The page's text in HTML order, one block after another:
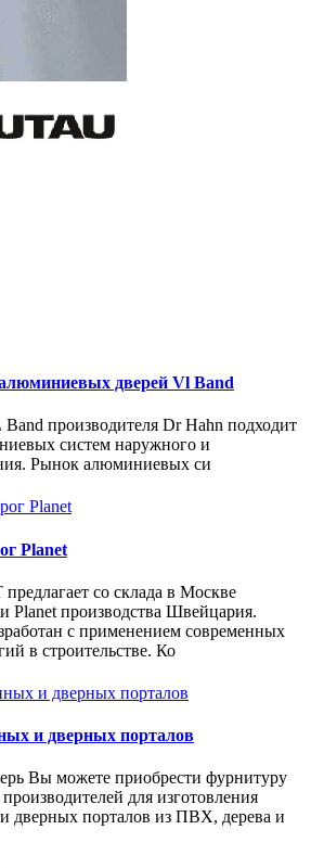
дверей Vl Band
производителя Dr Hahn подходит
систем наружного и
Рынок алюминиевых си
Planet
со склада в Москве
Planet производства Швейцария.
с применением современных
в строительстве. Ко
и дверных порталов
Вы можете приобрести фурнитуру
для изготовления
дверных порталов из ПВХ, дерева и